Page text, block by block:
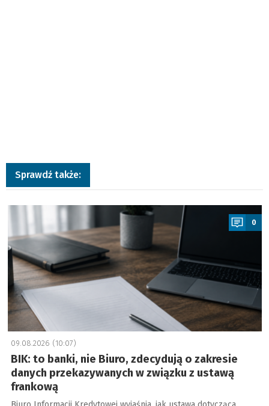
Sprawdź także:
a
0
09.08.2026 (10:07)
BIK: to banki, nie Biuro, zdecydują o zakresie
danych przekazywanych w związku z ustawą
frankową